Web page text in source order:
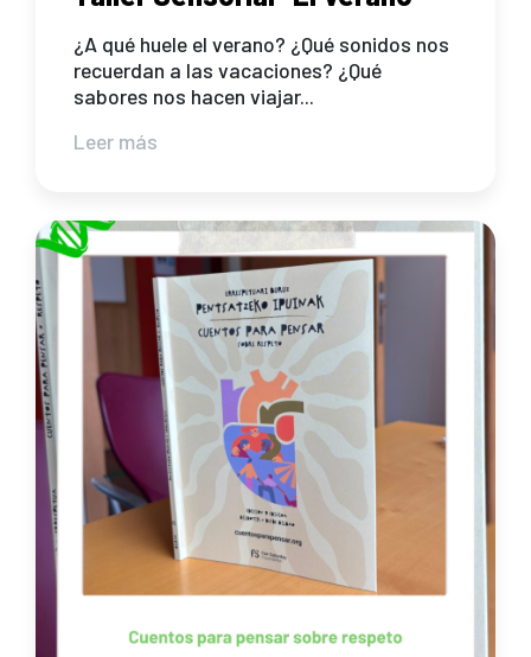
¿A qué huele el verano? ¿Qué sonidos nos
recuerdan a las vacaciones? ¿Qué
sabores nos hacen viajar...
Leer más